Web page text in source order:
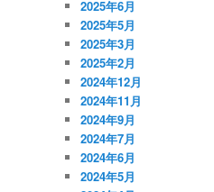
2025年6月
2025年5月
2025年3月
2025年2月
2024年12月
2024年11月
2024年9月
2024年7月
2024年6月
2024年5月